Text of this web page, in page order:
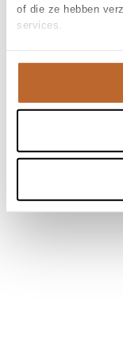
of die ze hebben
services.